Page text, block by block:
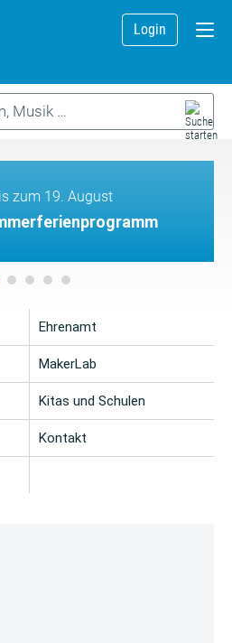
Login
zum 19. August
Ehrenamt
MakerLab
Kitas und Schulen
Kontakt